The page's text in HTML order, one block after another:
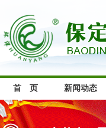
首 页 新闻动态